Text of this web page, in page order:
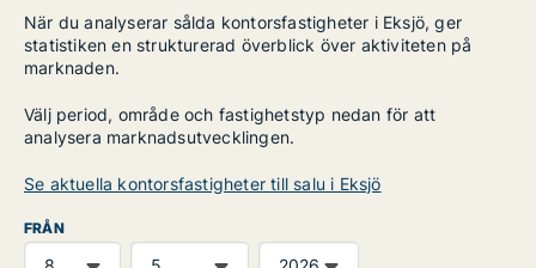
När du analyserar sålda kontorsfastigheter i Eksjö, ger
statistiken en strukturerad överblick över aktiviteten på
marknaden.
Välj period, område och fastighetstyp nedan för att
analysera marknadsutvecklingen.
Se aktuella kontorsfastigheter till salu i Eksjö
FRÅN